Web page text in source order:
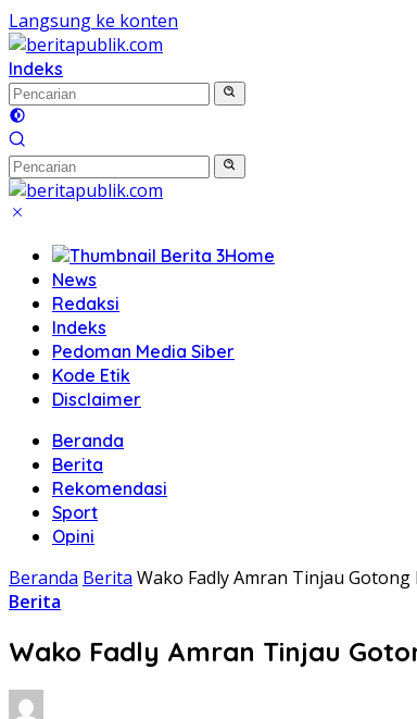
Langsung ke konten
Indeks
Home
News
Redaksi
Indeks
Pedoman Media Siber
Kode Etik
Disclaimer
Beranda
Berita
Rekomendasi
Sport
Opini
Beranda Berita Wako Fadly Amran Tinjau
Berita
Wako Fadly Amran Tinjau